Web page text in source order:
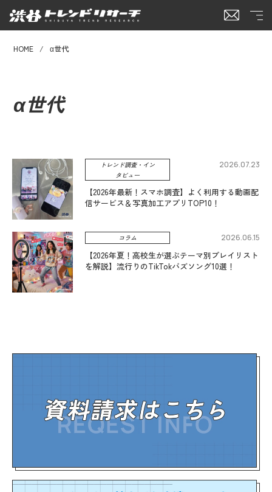
HOME α世代
α世代
トレンド調査・イン
タビュー
2026.07.23
【2026年最新！スマホ調査】よく利用する動画配
信サービス＆写真加工アプリTOP10！
コラム 2026.06.15
【2026年夏！高校生が選ぶテーマ別プレイリスト
を解説】流行りのTikTokバズソング10選！